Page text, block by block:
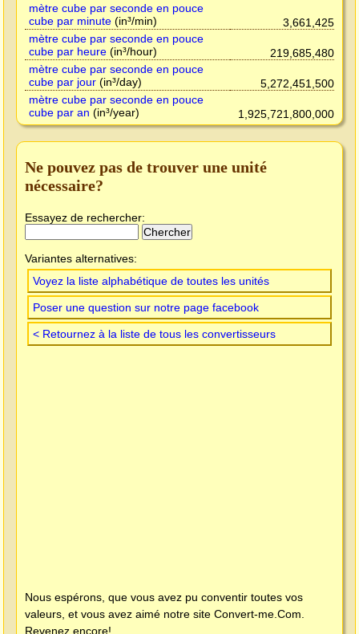
mètre cube par seconde en pouce
cube par minute (in³/min)
3,661,425
mètre cube par seconde en pouce
cube par heure (in³/hour)
219,685,480
mètre cube par seconde en pouce
cube par jour (in³/day)
5,272,451,500
mètre cube par seconde en pouce
cube par an (in³/year) 1,925,721,800,000
Ne pouvez pas de trouver une unité
nécessaire?
Essayez de rechercher:
Variantes alternatives:
Voyez la liste alphabétique de toutes les unités
Poser une question sur notre page facebook
< Retournez à la liste de tous les convertisseurs
Nous espérons, que vous avez pu conventir toutes vos
valeurs, et vous avez aimé notre site Convert-me.Com
Revenez encore!